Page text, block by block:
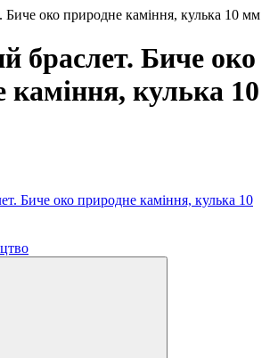
Биче око природне каміння, кулька 10 мм
браслет. Биче око
каміння, кулька 10